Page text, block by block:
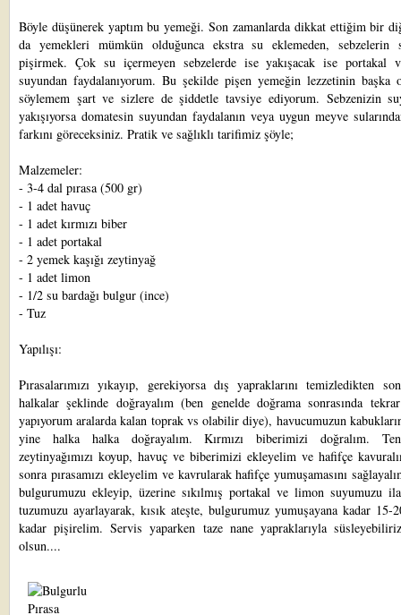
Böyle düşünerek yaptım bu yemeği. Son zamanlarda dikkat ettiğim bir
da yemekleri mümkün olduğunca ekstra su eklemeden, sebzelerin
pişirmek. Çok su içermeyen sebzelerde ise yakışacak ise portakal
suyundan faydalanıyorum. Bu şekilde pişen yemeğin lezzetinin başka
söylemem şart ve sizlere de şiddetle tavsiye ediyorum. Sebzenizin
yakışıyorsa domatesin suyundan faydalanın veya uygun meyve
farkını göreceksiniz. Pratik ve sağlıklı tarifimiz şöyle;
Malzemeler:
- 3-4 dal pırasa (500 gr)
- 1 adet havuç
- 1 adet kırmızı biber
- 1 adet portakal
- 2 yemek kaşığı zeytinyağ
- 1 adet limon
- 1/2 su bardağı bulgur (ince)
- Tuz
Yapılışı:
Pırasalarımızı yıkayıp, gerekiyorsa dış yapraklarını temizledikten
halkalar şeklinde doğrayalım (ben genelde doğrama sonrasında
yapıyorum aralarda kalan toprak vs olabilir diye), havucumuzun
yine halka halka doğrayalım. Kırmızı biberimizi doğralım.
zeytinyağımızı koyup, havuç ve biberimizi ekleyelim ve hafifçe
sonra pırasamızı ekleyelim ve kavrularak hafifçe yumuşamasını
bulgurumuzu ekleyip, üzerine sıkılmış portakal ve limon suyumuzu
tuzumuzu ayarlayarak, kısık ateşte, bulgurumuz yumuşayana kadar 15-
kadar pişirelim. Servis yaparken taze nane yapraklarıyla
olsun....